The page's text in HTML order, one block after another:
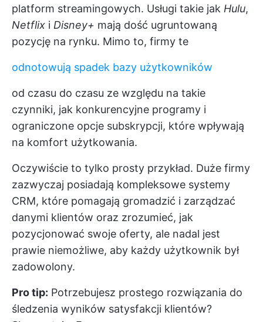
platform streamingowych. Usługi takie jak Hulu,
Netflix i Disney+ mają dość ugruntowaną
pozycję na rynku. Mimo to, firmy te
odnotowują spadek bazy użytkowników
od czasu do czasu ze względu na takie
czynniki, jak konkurencyjne programy i
ograniczone opcje subskrypcji, które wpływają
na komfort użytkowania.
Oczywiście to tylko prosty przykład. Duże firmy
zazwyczaj posiadają kompleksowe systemy
CRM, które pomagają gromadzić i zarządzać
danymi klientów oraz zrozumieć, jak
pozycjonować swoje oferty, ale nadal jest
prawie niemożliwe, aby każdy użytkownik był
zadowolony.
Pro tip: Potrzebujesz prostego rozwiązania do
śledzenia wyników satysfakcji klientów?